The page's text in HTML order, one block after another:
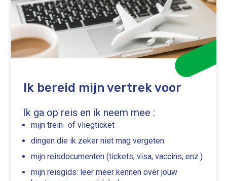
Ik bereid mijn vertrek voor
Ik ga op reis en ik neem mee :
mijn trein- of vliegticket
dingen die ik zeker niet mag vergeten
mijn reisdocumenten (tickets, visa, vaccins, enz.)
mijn reisgids: leer meer kennen over jouw